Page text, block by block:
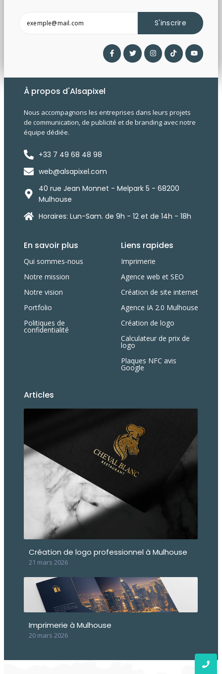
S'inscrire
À propos d'Alsapixel
Nous accompagnons les entreprises dans leurs projets
de communication, de publicité et de branding avec notre
équipe dédiée.
+33 7 49 68 48 98
web@alsapixel.com
40 rue Jean Monnet - Melpark 5 - 68200
Mulhouse
Horaires: Lun-Sam. de 9h - 12 et de 14h - 18h
En savoir plus
Qui sommes-nous
Notre mission
Notre vision
Portfolio
Politiques de
confidentialité
Liens rapides
Imprimerie
Agence web et SEO
Création de site internet
Agence IA 2.0 Mulhouse
Création de logo
Calculateur de prix de
logo
Plaques NFC avis
Google
Articles
Création de logo professionnel à Mulhouse
21 mars 2026
Imprimerie à Mulhouse
20 mars 2026